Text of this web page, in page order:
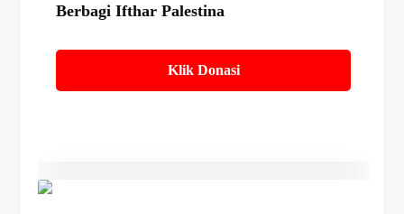
Berbagi Ifthar Palestina
Klik Donasi